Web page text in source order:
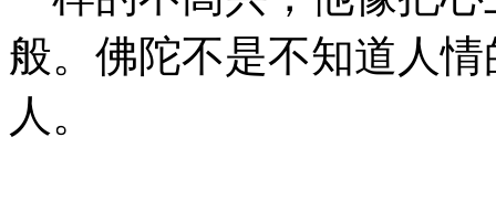
般。佛陀不是不知道人
人。